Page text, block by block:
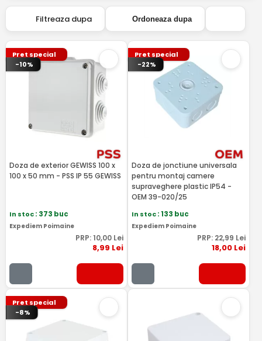
Filtreaza dupa Ordoneaza dupa
Pret special
-10%
Doza de exterior GEWISS 100 x
100 x 50 mm - PSS IP 55 GEWISS
In stoc: 373 buc
Expediem Poimaine
PRP: 10,00Lei
8,99 Lei
Pret special
-22%
Doza de jonctiune universala
pentru montaj camere
supraveghere plastic IP54 -
OEM 39-020/25
In stoc: 133 buc
Expediem Poimaine
PRP: 22,99 Lei
18,00 Lei
Pret special
-8%